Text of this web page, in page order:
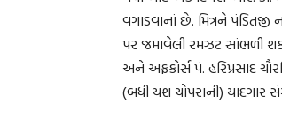
વગાડવાનાં છે. મિત્રને
પર જમાવેલી રમઝટ સાંભળી
અને અફકોર્સ પં. હરિપ્રસાદ
(બધી યશ ચોપરાની)